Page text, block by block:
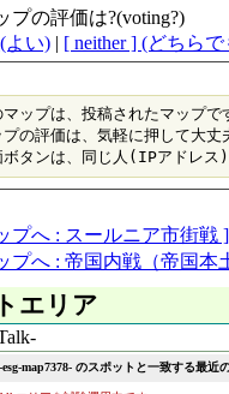
プの評価は?(voting?)
よい)| [ neither ] (どちら
ップは、投稿されたマップで
の評価は、気軽に押して大丈
プへ : スールニア市街戦 ]
プへ : 帝国内戦（帝国本
エリア